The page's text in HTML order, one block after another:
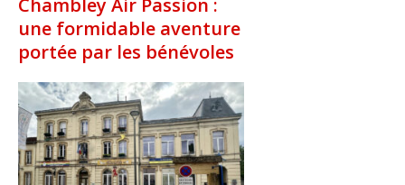
Chambley Air Passion :
une formidable aventure
portée par les bénévoles